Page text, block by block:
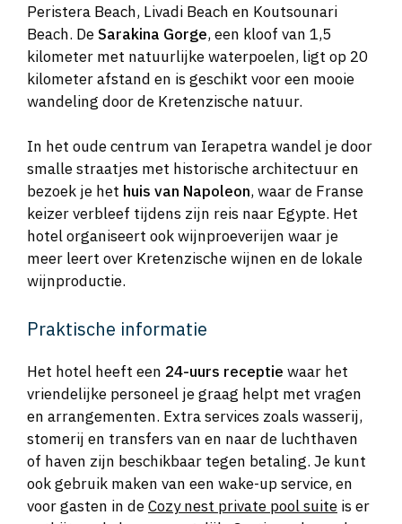
Peristera Beach, Livadi Beach en Koutsounari
Beach. DeSarakina Gorge, een kloof van 1,5
kilometer met natuurlijke waterpoelen, ligt op 20
kilometer afstand en is geschikt voor een mooie
wandeling door de Kretenzische natuur.
In het oude centrum van Ierapetra wandel je door
smalle straatjes met historische architectuur en
bezoek je het huis van Napoleon, waar de Franse
keizer verbleef tijdens zijn reis naar Egypte. Het
hotel organiseert ook wijnproeverijen waar je
meer leert over Kretenzische wijnen en de lokale
wijnproductie.
Praktische informatie
Het hotel heeft een 24-uurs receptie waar het
vriendelijke personeel je graag helpt met vragen
en arrangementen. Extra services zoals wasserij,
stomerij en transfers van en naar de luchthaven
of haven zijn beschikbaar tegen betaling. Je kunt
ook gebruik maken van een wake-up service, en
voor gasten in deCozy nest private pool suite is er